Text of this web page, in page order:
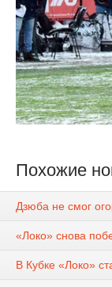
Похожие
Дзюба не смог
«Локо» снова
В Кубке «Локо»